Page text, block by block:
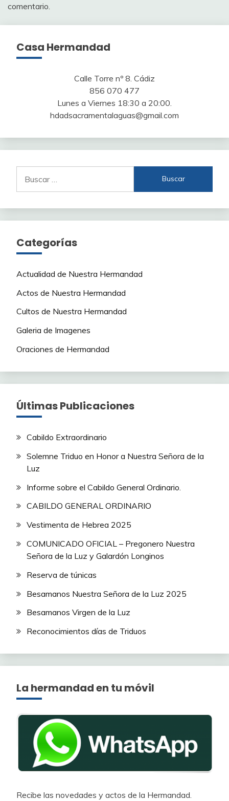
comentario.
Casa Hermandad
Calle Torre nº 8. Cádiz
856 070 477
Lunes a Viernes 18:30 a 20:00.
hdadsacramentalaguas@gmail.com
Categorías
Actualidad de Nuestra Hermandad
Actos de Nuestra Hermandad
Cultos de Nuestra Hermandad
Galeria de Imagenes
Oraciones de Hermandad
Últimas Publicaciones
Cabildo Extraordinario
Solemne Triduo en Honor a Nuestra Señora de la
Luz
Informe sobre el Cabildo General Ordinario.
CABILDO GENERAL ORDINARIO
Vestimenta de Hebrea 2025
COMUNICADO OFICIAL – Pregonero Nuestra
Señora de la Luz y Galardón Longinos
Reserva de túnicas
Besamanos Nuestra Señora de la Luz 2025
Besamanos Virgen de la Luz
Reconocimientos días de Triduos
La hermandad en tu móvil
Recibe las novedades y actos de la Hermandad.